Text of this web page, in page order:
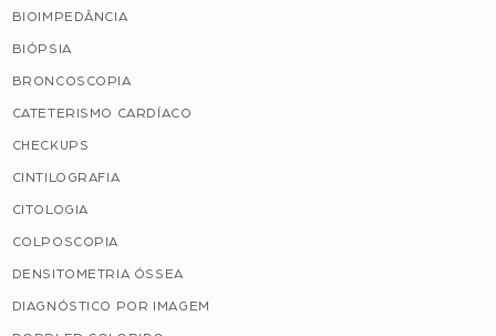
BIOIMPEDÂNCIA
BIÓPSIA
BRONCOSCOPIA
CATETERISMO CARDÍACO
CHECKUPS
CINTILOGRAFIA
CITOLOGIA
COLPOSCOPIA
DENSITOMETRIA ÓSSEA
DIAGNÓSTICO POR IMAGEM